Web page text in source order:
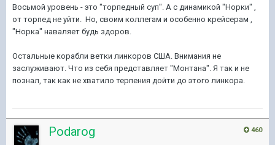
Восьмой уровень - это "торпедный суп". А с динамикой "Норки" ,
от торпед не уйти. Но, своим коллегам и особенно крейсерам ,
"Норка" наваляет будь здоров.
Остальные корабли ветки линкоров США. Внимания не
заслуживают. Что из себя представляет "Монтана". Я так и не
познал, так как не хватило терпения дойти до этого линкора.
460
Podarog